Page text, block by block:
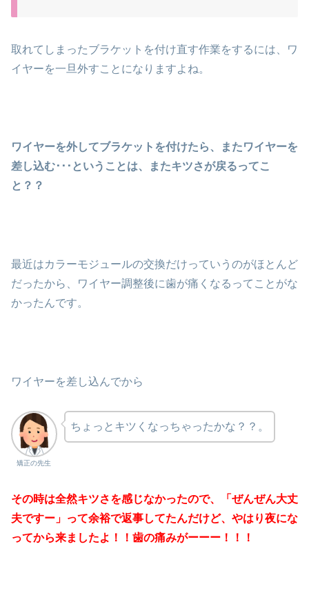
取れてしまったブラケットを付け直す作業をするには、ワ
イヤーを一旦外すことになりますよね。
ワイヤーを外してブラケットを付けたら、またワイヤーを
差し込む･･･ということは、またキツさが戻るってこ
と？？
最近はカラーモジュールの交換だけっていうのがほとんど
だったから、ワイヤー調整後に歯が痛くなるってことがな
かったんです。
ワイヤーを差し込んでから
矯正の先生
ちょっとキツくなっちゃったかな？？。
その時は全然キツさを感じなかったので、「ぜんぜん大丈
夫ですー」って余裕で返事してたんだけど、やはり夜にな
ってから来ましたよ！！歯の痛みがーーー！！！